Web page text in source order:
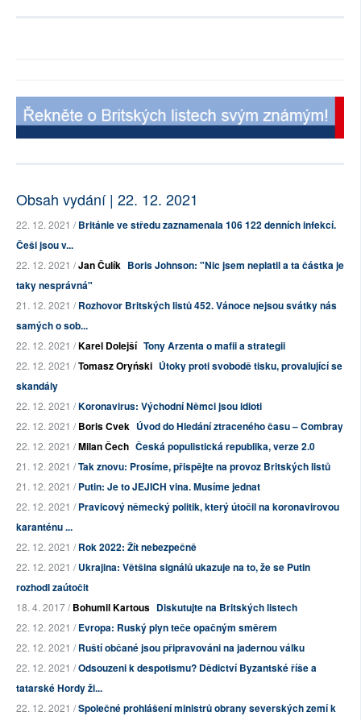
Obsah vydání | 22. 12. 2021
22. 12. 2021 /Británie ve středu zaznamenala 106 122 denních infekcí.
Češi jsou v...
22. 12. 2021 /Jan Čulík Boris Johnson: "Nic jsem neplatil a ta částka je
taky nesprávná"
21. 12. 2021 /Rozhovor Britských listů 452. Vánoce nejsou svátky nás
samých o sob...
22. 12. 2021 /Karel Dolejší Tony Arzenta o mafii a strategii
22. 12. 2021 /Tomasz Oryński Útoky proti svobodě tisku, provalující se
skandály
22. 12. 2021 /Koronavirus: Východní Němci jsou idioti
22. 12. 2021 /Boris Cvek Úvod do Hledání ztraceného času – Combray
22. 12. 2021 /Milan Čech Česká populistická republika, verze 2.0
21. 12. 2021 /Tak znovu: Prosíme, přispějte na provoz Britských listů
21. 12. 2021 /Putin: Je to JEJICH vina. Musíme jednat
22. 12. 2021 /Pravicový německý politik, který útočil na koronavirovou
karanténu ...
22. 12. 2021 /Rok 2022: Žít nebezpečně
22. 12. 2021 /Ukrajina: Většina signálů ukazuje na to, že se Putin
rozhodl zaútočit
18. 4. 2017 /Bohumil Kartous Diskutujte na Britských listech
22. 12. 2021 /Evropa: Ruský plyn teče opačným směrem
22. 12. 2021 /Ruští občané jsou připravováni na jadernou válku
22. 12. 2021 /Odsouzeni k despotismu? Dědictví Byzantské říše a
tatarské Hordy ži...
22. 12. 2021 /Společné prohlášení ministrů obrany severských zemí k